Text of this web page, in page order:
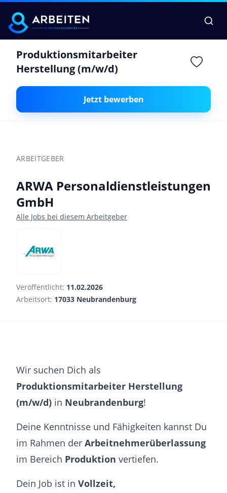
Produktionsmitarbeiter
Herstellung (m/w/d)
Jetzt bewerben
ARBEITGEBER
ARWA Personaldienstleistungen
GmbH
Alle Jobs bei diesem Arbeitgeber
Veröffentlicht: 11.02.2026
Arbeitsort: 17033 Neubrandenburg
Wir suchen Dich als
Produktionsmitarbeiter Herstellung
(m/w/d) in Neubrandenburg!
Deine Kenntnisse und Fähigkeiten kannst Du
im Rahmen der Arbeitnehmerüberlassung
im Bereich Produktion vertiefen.
Dein Job ist in Vollzeit,